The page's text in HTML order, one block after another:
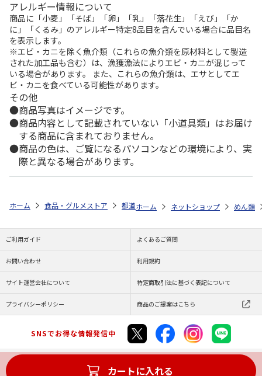
アレルギー情報について
商品に「小麦」「そば」「卵」「乳」「落花生」「えび」「か
に」「くるみ」のアレルギー特定8品目を含んでいる場合に品目名
を表示します。
※エビ・カニを除く魚介類（これらの魚介類を原材料として製造
された加工品も含む）は、漁獲漁法によりエビ・カニが混じって
いる場合があります。 また、これらの魚介類は、エサとしてエ
ビ・カニを食べている可能性があります。
その他
商品写真はイメージです。
商品内容として記載されていない「小道具類」はお届け
する商品に含まれておりません。
商品の色は、ご覧になるパソコンなどの環境により、実
際と異なる場合があります。
カートに入れる
ホーム 食品・グルメストア 都道府県から探す 福岡県 福岡有名
ホーム ネットショップ めん類
ご利用ガイド よくあるご質問
お問い合わせ 利用規約
サイト運営会社について 特定商取引法に基づく表記について
プライバシーポリシー 商品のご提案はこちら
SNSでお得な情報発信中